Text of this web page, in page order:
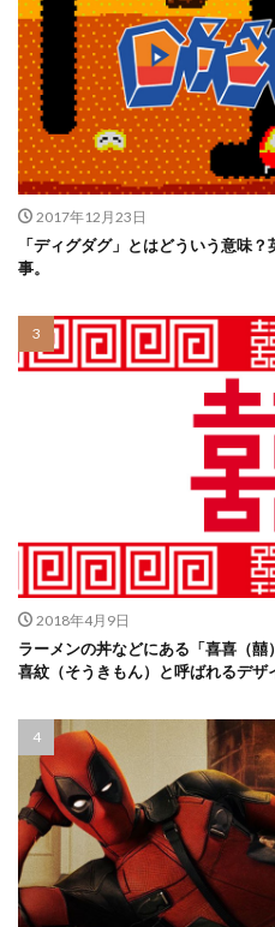
2017年12月23日
「ディグダグ」とはどういう意味
事。
2018年4月9日
ラーメンの丼などにある「喜喜（
喜紋（そうきもん）と呼ばれるデザ